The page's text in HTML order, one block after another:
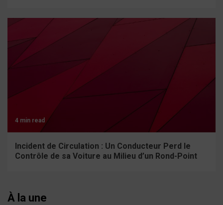
4 min read
Incident de Circulation : Un Conducteur Perd le
Contrôle de sa Voiture au Milieu d’un Rond-Point
À la une